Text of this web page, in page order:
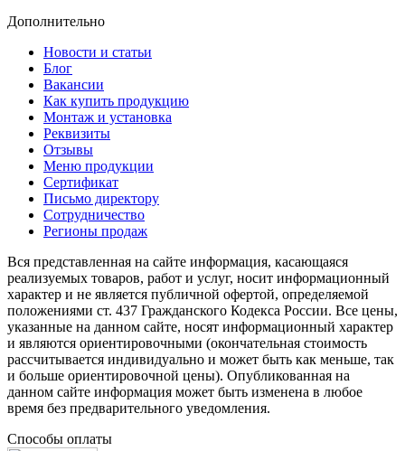
Дополнительно
Новости и статьи
Блог
Вакансии
Как купить продукцию
Монтаж и установка
Реквизиты
Отзывы
Меню продукции
Сертификат
Письмо директору
Сотрудничество
Регионы продаж
Вся представленная на сайте информация, касающаяся
реализуемых товаров, работ и услуг, носит информационный
характер и не является публичной офертой, определяемой
положениями ст. 437 Гражданского Кодекса России. Все цены,
указанные на данном сайте, носят информационный характер
и являются ориентировочными (окончательная стоимость
рассчитывается индивидуально и может быть как меньше, так
и больше ориентировочной цены). Опубликованная на
данном сайте информация может быть изменена в любое
время без предварительного уведомления.
Способы оплаты